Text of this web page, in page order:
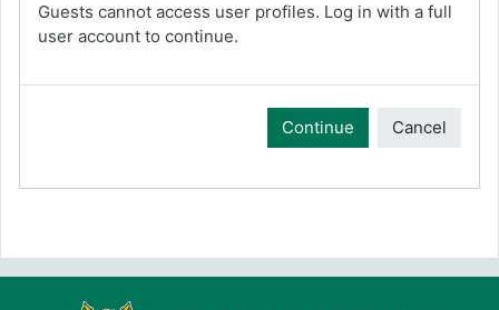
Guests cannot access user profiles. Log in with a full
user account to continue.
Continue Cancel